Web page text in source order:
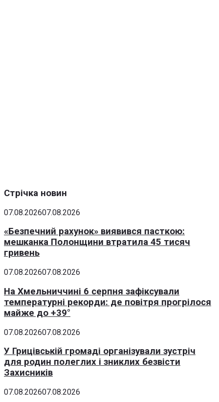
Стрічка новин
07.08.202607.08.2026
«Безпечний рахунок» виявився пасткою:
мешканка Полонщини втратила 45 тисяч
гривень
07.08.202607.08.2026
На Хмельниччині 6 серпня зафіксували
температурні рекорди: де повітря прогрілося
майже до +39°
07.08.202607.08.2026
У Грицівській громаді організували зустріч
для родин полеглих і зниклих безвісти
Захисників
07.08.202607.08.2026